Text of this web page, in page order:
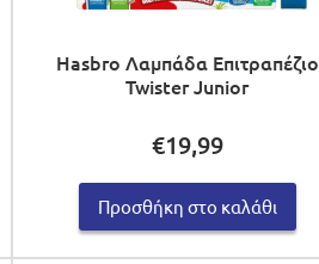
Hasbro Λαμπάδα Επιτραπέζιο
Twister Junior
€19,99
Προσθήκη στο καλάθι